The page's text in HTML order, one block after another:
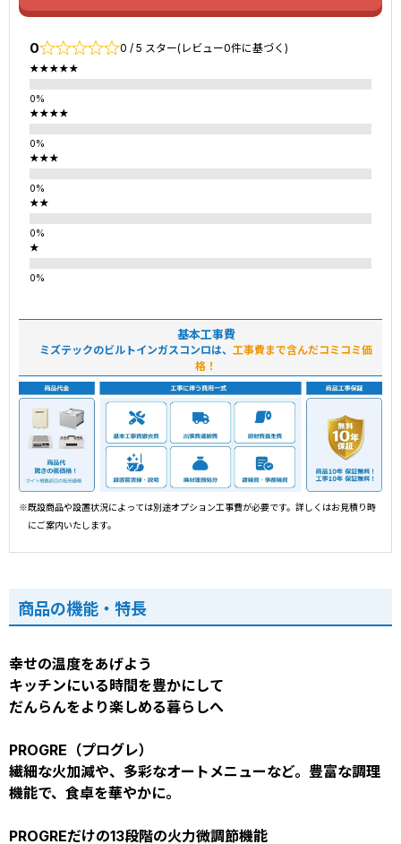
0 0 / 5 スター(レビュー0件に基づく)
★★★★★
★★★★
★★★
★★
★
基本工事費
ミズテックのビルトインガスコンロは、 工事費まで含んだコミコミ価
格！
※既設商品や設置状況によっては別途オプション工事費が必要です。詳しくはお見積り時
にご案内いたします。
商品の機能・特長
幸せの温度をあげよう
キッチンにいる時間を豊かにして
だんらんをより楽しめる暮らしへ
PROGRE（プログレ）
繊細な火加減や、多彩なオートメニューなど。豊富な調理
機能で、食卓を華やかに。
PROGREだけの13段階の火力微調節機能